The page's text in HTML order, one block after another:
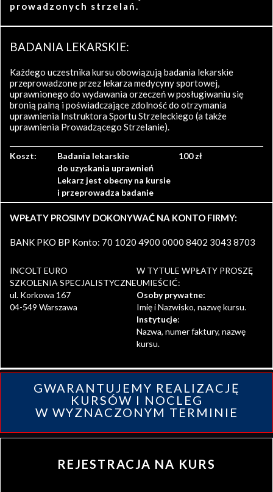
prowadzonych strzelań.
BADANIA LEKARSKIE:
Każdego uczestnika kursu obowiązują badania lekarskie
przeprowadzone przez lekarza medycyny sportowej,
uprawnionego do wydawania orzeczeń w posługiwaniu się
bronią palną i poświadczające zdolność do otrzymania
uprawnienia Instruktora Sportu Strzeleckiego (a także
uprawnienia Prowadzącego Strzelanie).
Koszt:
Badania lekarskie
do uzyskania uprawnień
Lekarz jest obecny na kursie
i przeprowadza badanie
100 zł
WPŁATY PROSIMY DOKONYWAĆ NA KONTO FIRMY:
BANK PKO BP Konto: 70 1020 4900 0000 8402 3043 8703
INCOLT EURO
SZKOLENIA SPECJALISTYCZNE
ul. Korkowa 167
04-549 Warszawa
W TYTULE WPŁATY PROSZĘ
UMIEŚCIĆ:
Osoby prywatne:
Imię i Nazwisko, nazwę kursu.
Instytucje:
Nazwa, numer faktury, nazwę
kursu.
GWARANTUJEMY REALIZACJĘ
KURSÓW I NOCLEG
W WYZNACZONYM TERMINIE
REJESTRACJA NA KURS